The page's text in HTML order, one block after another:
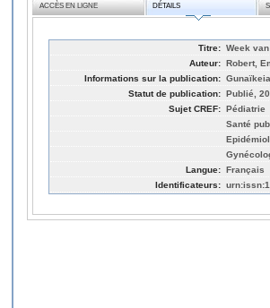
ACCÈS EN LIGNE DÉTAILS
Titre: Week
Auteur: Robert,
Informations sur la publication:
Statut de publication: Publié,
Sujet CREF: Pédiatrie
Santé
Langue: Français
Identificateurs: